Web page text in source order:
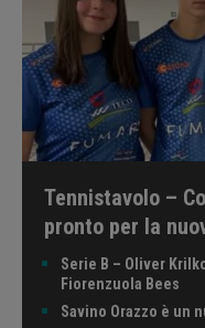
Tennistavolo –
pronto per la
Serie B – Oliver
Fiorenzuola Bees
Savino Orazzo è un